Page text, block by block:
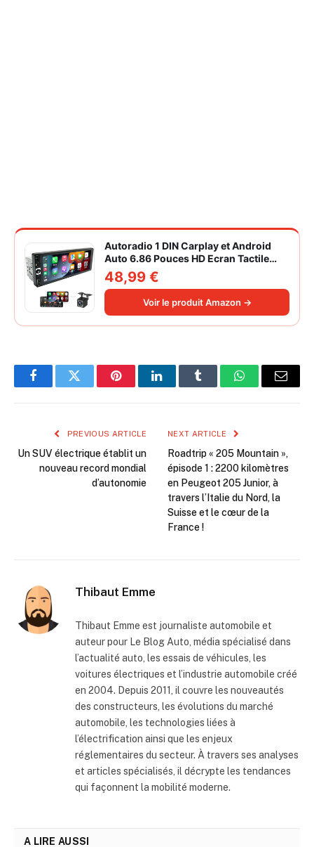
Autoradio 1 DIN Carplay et Android
Auto 6.86 Pouces HD Ecran Tactile
Poste Radio Voiture Soutien Lien
Miroir iOS/Android/Radio FM/USB/EQ
Autoradio Bluetooth Caméra de Recul
48,99 €
Voir le produit Amazon →
FacebookTwitter PinterestLinkedInTumblr WhatsAppEmail
PREVIOUS ARTICLE
Un SUV électrique établit un
nouveau record mondial
d’autonomie
NEXT ARTICLE
Roadtrip « 205 Mountain »,
épisode 1 : 2200 kilomètres
en Peugeot 205 Junior, à
travers l’Italie du Nord, la
Suisse et le cœur de la
France !
Thibaut Emme
Thibaut Emme est journaliste automobile et
auteur pour Le Blog Auto, média spécialisé dans
l’actualité auto, les essais de véhicules, les
voitures électriques et l’industrie automobile créé
en 2004. Depuis 2011, il couvre les nouveautés
des constructeurs, les évolutions du marché
automobile, les technologies liées à
l’électrification ainsi que les enjeux
réglementaires du secteur. À travers ses analyses
et articles spécialisés, il décrypte les tendances
qui façonnent la mobilité moderne.
A LIRE AUSSI